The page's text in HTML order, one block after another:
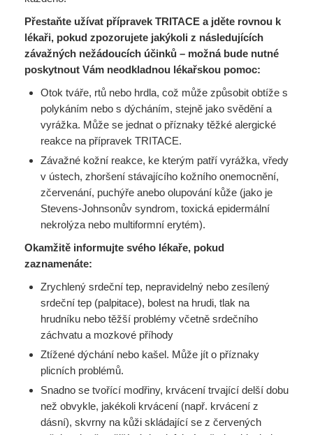
Přestaňte užívat přípravek TRITACE a jděte rovnou k
lékaři, pokud zpozorujete jakýkoli z následujících
závažných nežádoucích účinků – možná bude nutné
poskytnout Vám neodkladnou lékařskou pomoc:
Otok tváře, rtů nebo hrdla, což může způsobit obtíže s
polykáním nebo s dýcháním, stejně jako svědění a
vyrážka. Může se jednat o příznaky těžké alergické
reakce na přípravek TRITACE.
Závažné kožní reakce, ke kterým patří vyrážka, vředy
v ústech, zhoršení stávajícího kožního onemocnění,
zčervenání, puchýře anebo olupování kůže (jako je
Stevens-Johnsonův syndrom, toxická epidermální
nekrolýza nebo multiformní erytém).
Okamžitě informujte svého lékaře, pokud
zaznamenáte:
Zrychlený srdeční tep, nepravidelný nebo zesílený
srdeční tep (palpitace), bolest na hrudi, tlak na
hrudníku nebo těžší problémy včetně srdečního
záchvatu a mozkové příhody
Ztížené dýchání nebo kašel. Může jít o příznaky
plicních problémů.
Snadno se tvořící modřiny, krvácení trvající delší dobu
než obvykle, jakékoli krvácení (např. krvácení z
dásní), skvrny na kůži skládající se z červených